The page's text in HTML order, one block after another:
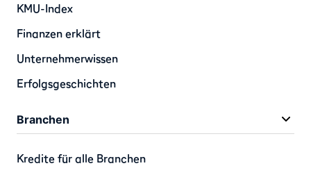
Branchen
Kredite für alle Branchen
KMU-Index
Finanzen erklärt
Unternehmerwissen
Erfolgsgeschichten